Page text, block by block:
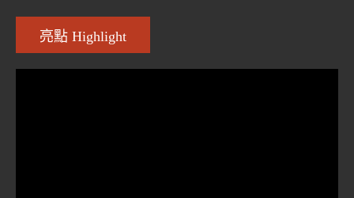
亮點 Highlight